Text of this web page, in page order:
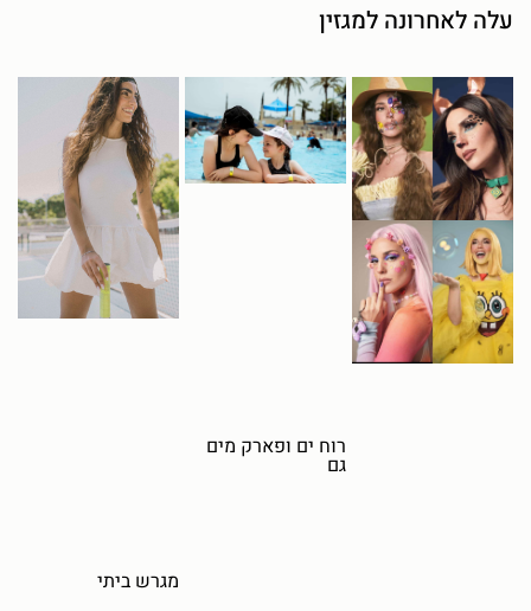
עלה לאחרונה למגזין
רוח ים ופארק מים
גם
מגרש ביתי